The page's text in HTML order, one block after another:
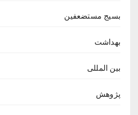
بسیج مستضعفین
بهداشت
بین المللی
پژوهش